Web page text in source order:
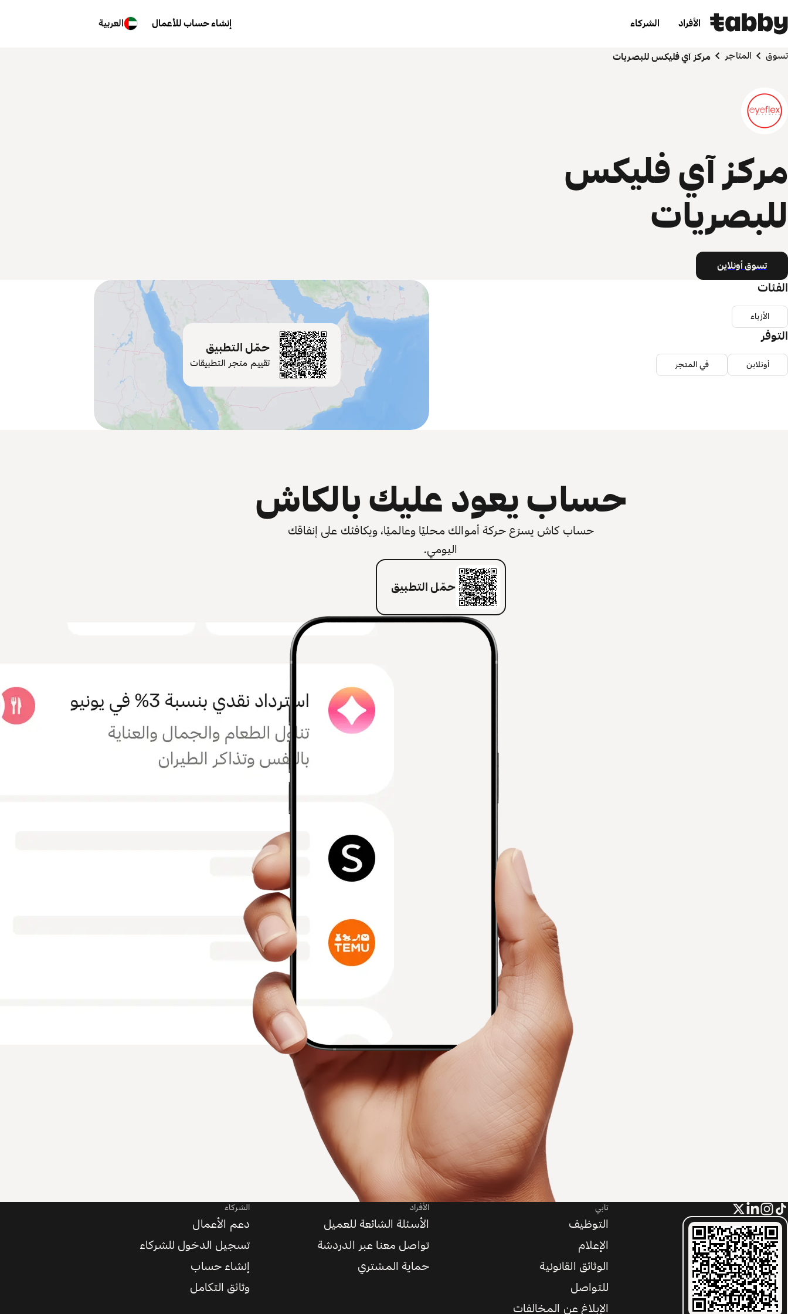
الأفراد الشركاء إنشاء حساب للأعمال العربية
تسوق المتاجر مركز آي فليكس للبصريات
مركز آي فليكس
للبصريات
تسوق أونلاين
حمّل التطبيق
تقييم متجر التطبيقات
الفئات
الأزياء
التوفر
أونلاين في المتجر
حساب يعود عليك بالكاش
حساب كاش يسرّع حركة أموالك محليًا وعالميًا، ويكافئك على إنفاقك
اليومي.
حمّل التطبيق
تابي
التوظيف
الإعلام
الوثائق القانونية
للتواصل
الإبلاغ عن المخالفات
الأفراد
الأسئلة الشائعة للعميل
تواصل معنا عبر الدردشة
حماية المشتري
الشركاء
دعم الأعمال
تسجيل الدخول للشركاء
إنشاء حساب
وثائق التكامل